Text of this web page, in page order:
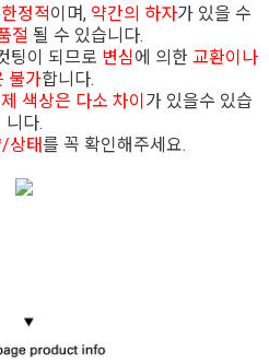
한정적이며, 약간의 하자가 있을 수
절 될 수 있습니다.
팅이 되므로 변심에 의한교환이나
불가합니다.
색상은 다소 차이가 있을수 있습
니다.
상태를 꼭 확인해주세요.